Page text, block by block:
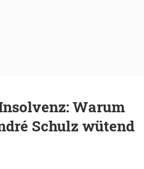
Warum
Schulz wütend